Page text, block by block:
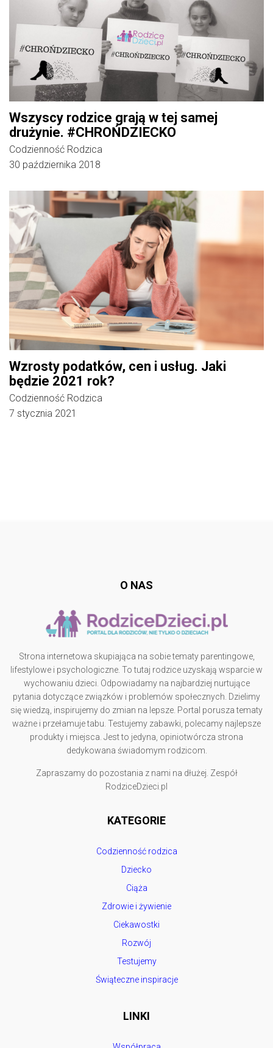
Wszyscy rodzice grają w tej samej
drużynie. #CHROŃDZIECKO
Codzienność Rodzica
30 października 2018
Wzrosty podatków, cen i usług. Jaki
będzie 2021 rok?
Codzienność Rodzica
7 stycznia 2021
O NAS
Strona internetowa skupiająca na sobie tematy parentingowe,
lifestylowe i psychologiczne. To tutaj rodzice uzyskają wsparcie w
wychowaniu dzieci. Odpowiadamy na najbardziej nurtujące
pytania dotyczące związków i problemów społecznych. Dzielimy
się wiedzą, inspirujemy do zmian na lepsze. Portal porusza tematy
ważne i przełamuje tabu. Testujemy zabawki, polecamy najlepsze
produkty i miejsca. Jest to jedyna, opiniotwórcza strona
dedykowana świadomym rodzicom.
Zapraszamy do pozostania z nami na dłużej. Zespół
RodziceDzieci.pl
KATEGORIE
Codzienność rodzica
Dziecko
Ciąża
Zdrowie i żywienie
Ciekawostki
Rozwój
Testujemy
Świąteczne inspiracje
LINKI